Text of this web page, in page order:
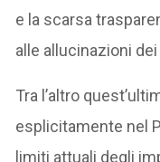
e la scarsa
alle allucinazioni
Tra l’altro
esplicitamente nel
limiti attuali degli